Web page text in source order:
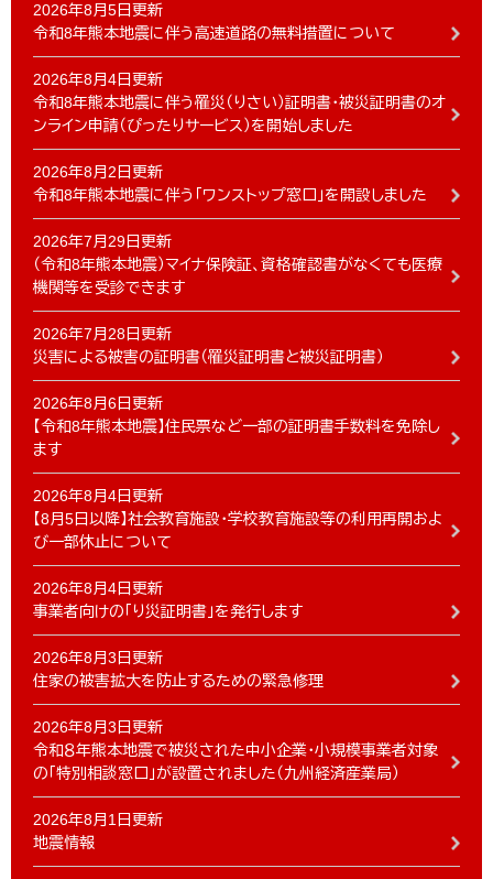
2026年8月5日更新
令和8年熊本地震に伴う高速道路の無料措置について
2026年8月4日更新
令和8年熊本地震に伴う罹災（りさい）証明書・被災証明書のオ
ンライン申請（ぴったりサービス）を開始しました
2026年8月2日更新
令和8年熊本地震に伴う「ワンストップ窓口」を開設しました
2026年7月29日更新
（令和8年熊本地震）マイナ保険証、資格確認書がなくても医療
機関等を受診できます
2026年7月28日更新
災害による被害の証明書（罹災証明書と被災証明書）
2026年8月6日更新
【令和8年熊本地震】住民票など一部の証明書手数料を免除し
ます
2026年8月4日更新
【8月5日以降】社会教育施設・学校教育施設等の利用再開およ
び一部休止について
2026年8月4日更新
事業者向けの「り災証明書」を発行します
2026年8月3日更新
住家の被害拡大を防止するための緊急修理
2026年8月3日更新
令和８年熊本地震で被災された中小企業・小規模事業者対象
の「特別相談窓口」が設置されました（九州経済産業局）
2026年8月1日更新
地震情報